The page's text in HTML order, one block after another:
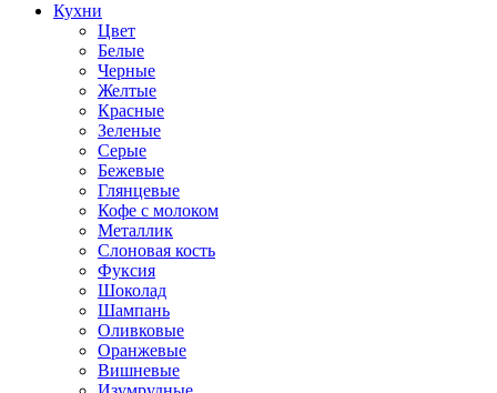
Кухни
Цвет
Белые
Черные
Желтые
Красные
Зеленые
Серые
Бежевые
Глянцевые
Кофе с молоком
Металлик
Слоновая кость
Фуксия
Шоколад
Шампань
Оливковые
Оранжевые
Вишневые